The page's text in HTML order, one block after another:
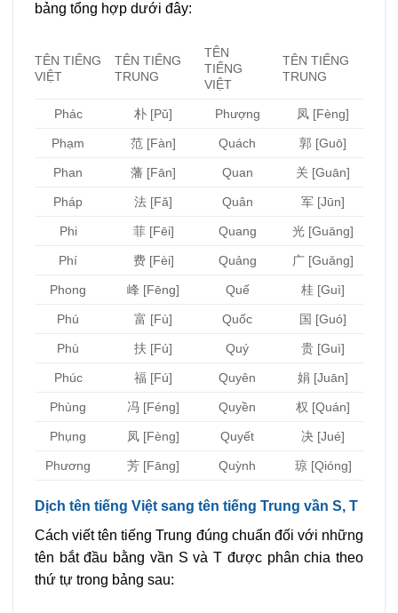
bảng tổng hợp dưới đây:
TÊN TIẾNG
VIỆT
TÊN TIẾNG
TRUNG
TÊN
TIẾNG
VIỆT
TÊN TIẾNG
TRUNG
Phác 朴 [Pǔ] Phượng 凤 [Fèng]
Phạm 范 [Fàn] Quách 郭 [Guō]
Phan 藩 [Fān] Quan 关 [Guān]
Pháp 法 [Fǎ] Quân 军 [Jūn]
Phi 菲 [Fēi] Quang 光 [Guāng]
Phí 费 [Fèi] Quảng 广 [Guǎng]
Phong 峰 [Fēng] Quế 桂 [Guì]
Phú 富 [Fù] Quốc 国 [Guó]
Phù 扶 [Fú] Quý 贵 [Guì]
Phúc 福 [Fú] Quyên 娟 [Juān]
Phùng 冯 [Féng] Quyền 权 [Quán]
Phụng 凤 [Fèng] Quyết 决 [Jué]
Phương 芳 [Fāng] Quỳnh 琼 [Qióng]
Dịch tên tiếng Việt sang tên tiếng Trung vần S, T
Cách viết tên tiếng Trung đúng chuẩn đối với những
tên bắt đầu bằng vần S và T được phân chia theo
thứ tự trong bảng sau: